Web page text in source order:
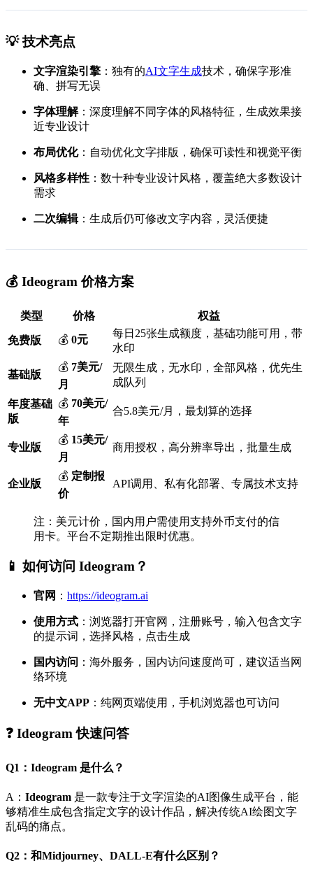
💡 技术亮点
文字渲染引擎 ：独有的AI文字生成技术，确保字形准
确、拼写无误
字体理解：深度理解不同字体的风格特征，生成效果接
近专业设计
布局优化：自动优化文字排版，确保可读性和视觉平衡
风格多样性 ：数十种专业设计风格，覆盖绝大多数设计
需求
二次编辑：生成后仍可修改文字内容，灵活便捷
💰 Ideogram 价格方案
类型 价格 权益
免费版 💰 0元
每日25张生成额度，基础功能可用，带
水印
基础版
💰 7美元/
月
无限生成，无水印，全部风格，优先生
成队列
年度基础
版
💰 70美元/
年
合5.8美元/月，最划算的选择
专业版
💰 15美元/
月
商用授权，高分辨率导出，批量生成
企业版
💰 定制报
价
API调用、私有化部署、专属技术支持
注：美元计价，国内用户需使用支持外币支付的信
用卡。平台不定期推出限时优惠。
📱 如何访问 Ideogram？
官网 ： https://ideogram.ai
使用方式 ：浏览器打开官网，注册账号，输入包含文字
的提示词，选择风格，点击生成
国内访问 ：海外服务，国内访问速度尚可，建议适当网
络环境
无中文APP ：纯网页端使用，手机浏览器也可访问
❓ Ideogram 快速问答
Q1：Ideogram 是什么？
A： Ideogram 是一款专注于文字渲染的AI图像生成平台，能
够精准生成包含指定文字的设计作品，解决传统AI绘图文字
乱码的痛点。
Q2：和Midjourney、DALL-E有什么区别？